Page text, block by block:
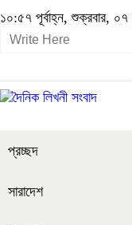
১০:৫৭ পূর্বাহ্ন, শুক্রবার,
প্রচ্ছদ
সারাদেশ